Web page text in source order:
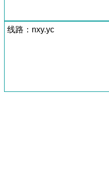
线路：nxy.yc